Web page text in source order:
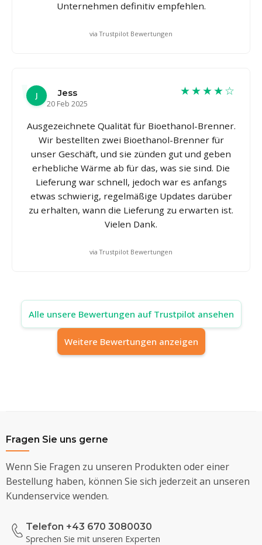
Unternehmen definitiv empfehlen.
via Trustpilot Bewertungen
J
Jess
20 Feb 2025
★★★★☆
Ausgezeichnete Qualität für Bioethanol-Brenner.
Wir bestellten zwei Bioethanol-Brenner für
unser Geschäft, und sie zünden gut und geben
erhebliche Wärme ab für das, was sie sind. Die
Lieferung war schnell, jedoch war es anfangs
etwas schwierig, regelmäßige Updates darüber
zu erhalten, wann die Lieferung zu erwarten ist.
Vielen Dank.
via Trustpilot Bewertungen
Alle unsere Bewertungen auf Trustpilot ansehen
Weitere Bewertungen anzeigen
Fragen Sie uns gerne
Wenn Sie Fragen zu unseren Produkten oder einer
Bestellung haben, können Sie sich jederzeit an unseren
Kundenservice wenden.
Telefon +43 670 3080030
Sprechen Sie mit unseren Experten